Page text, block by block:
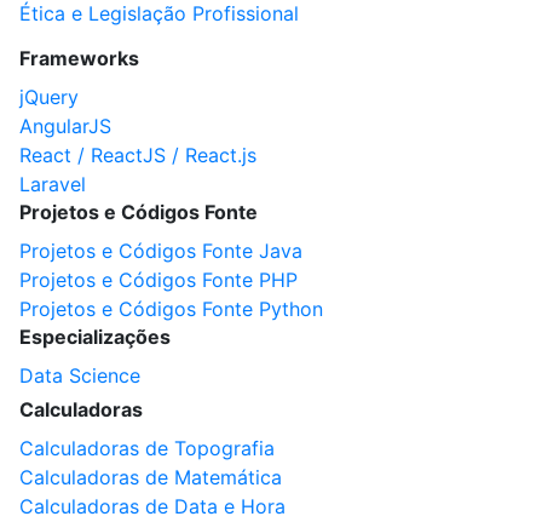
Ética e Legislação Profissional
Frameworks
jQuery
AngularJS
React / ReactJS / React.js
Laravel
Projetos e Códigos Fonte
Projetos e Códigos Fonte Java
Projetos e Códigos Fonte PHP
Projetos e Códigos Fonte Python
Especializações
Data Science
Calculadoras
Calculadoras de Topografia
Calculadoras de Matemática
Calculadoras de Data e Hora